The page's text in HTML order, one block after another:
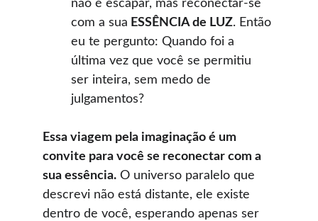
não é escapar, mas reconectar-se
com a sua ESSÊNCIA de LUZ. Então
eu te pergunto: Quando foi a
última vez que você se permitiu
ser inteira, sem medo de
julgamentos?
Essa viagem pela imaginação é um
convite para você se reconectar com a
sua essência. O universo paralelo que
descrevi não está distante, ele existe
dentro de você, esperando apenas ser